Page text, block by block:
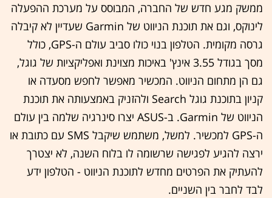
ממשק מגע חדש של החברה, המבוסס על מערכת ההפעלה
לינוקס, וגם את תוכנת הניווט של Garmin שעדיין לא קיבלה
גרסה מקומית. הטלפון בנוי כולו סביב עולם ה-GPS, כולל
מסך בגודל 3.55 אינץ' באיכות מצוינת ואפליקציות של גוגל,
גם הן מתחום הניווט. המכשיר מאפשר לחפש מסעדה או
קניון בתוכנת גוגל Search ולהזניק באמצעותה את תוכנת
הניווט של Garmin. ב-ASUS יצרו סינרגיה שלמה בין עולם
ה-GPS למכשיר. למשל, משתמש שיקבל SMS עם כתובת או
ירצה להגיע לפגישה שרשומה לו בלוח השנה, לא יצטרך
להעתיק את הפרטים מחדש לתוכנת הניווט - הטלפון ידע
לבד לחבר בין השניים.